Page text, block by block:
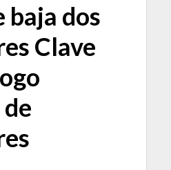
baja dos
Clave